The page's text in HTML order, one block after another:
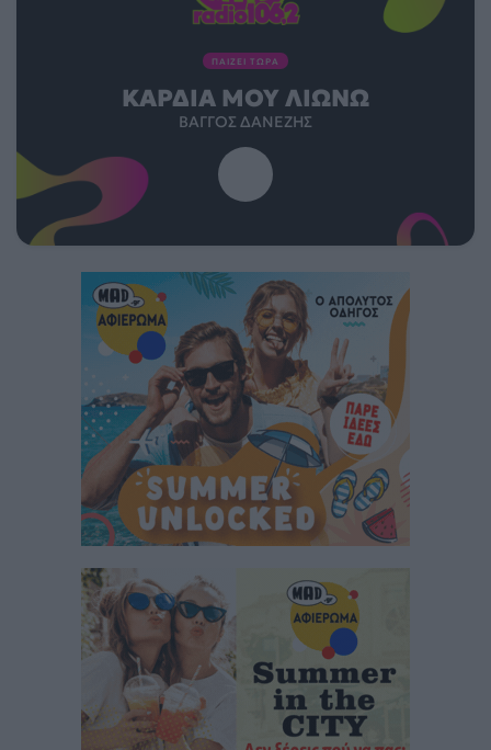
ΠΑΙΖΕΙ ΤΩΡΑ
ΚΑΡΔΙΆ ΜΟΥ ΛΙΏΝΩ
ΒΆΓΓΟΣ ΔΑΝΈΖΗΣ